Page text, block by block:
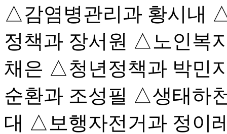
△감염병관리과 황시내
정책과 장서원 △노인복
채은 △청년정책과 박민
순환과 조성필 △생태하
대 △보행자전거과 정이